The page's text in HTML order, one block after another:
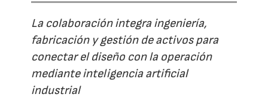
La colaboración integra ingeniería,
fabricación y gestión de activos para
conectar el diseño con la operación
mediante inteligencia artificial
industrial